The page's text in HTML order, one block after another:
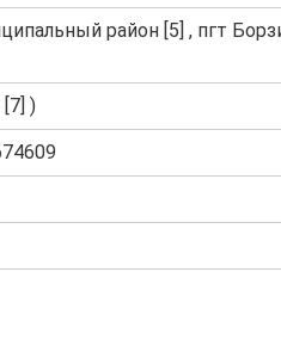
район [5] , пгт
)